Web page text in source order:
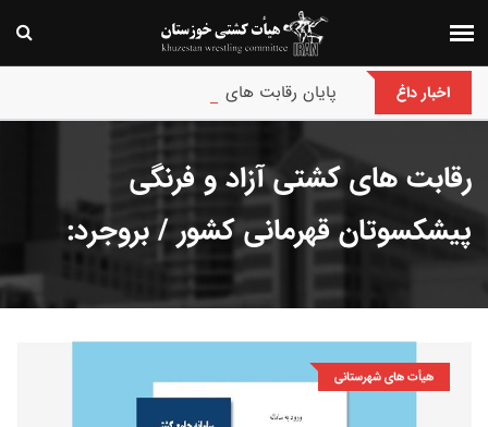
اخبار داغ پایان رقابت های بین‌المللی جام حسن گمیجی و
رقابت های کشتی آزاد و فرنگی
پیشکسوتان قهرمانی کشور / بروجرد:
هیأت های شهرستانی